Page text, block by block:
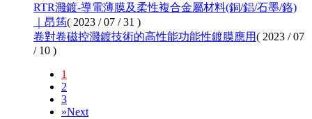
RTR濺鍍-導電薄膜及柔性複合金屬材料(銅/鋁/石墨/鉻)
｜昂筠( 2023 / 07 / 31 )
卷對卷磁控濺鍍技術的高性能功能性鍍膜應用( 2023 / 07
/ 10 )
1
2
3
»Next